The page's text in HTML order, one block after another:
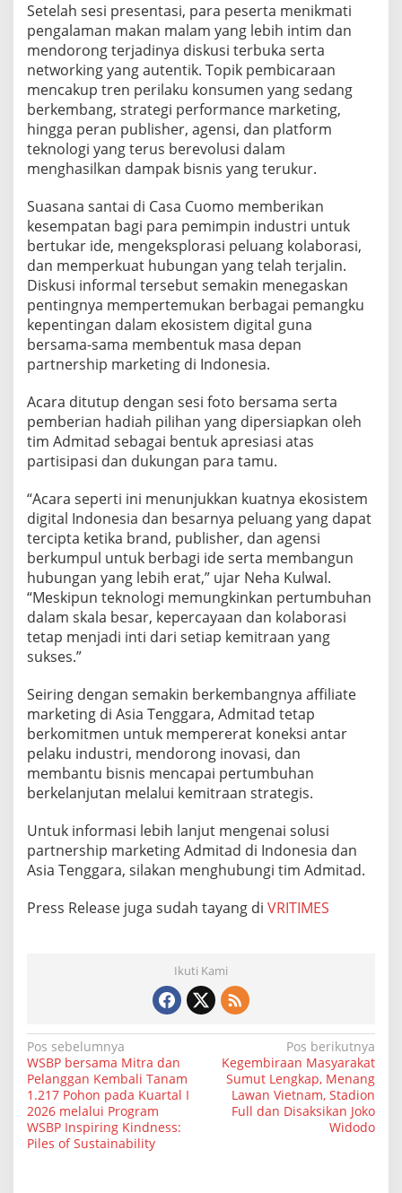
a
k
a
r
a
Setelah sesi presentasi, para peserta menikmati
pengalaman makan malam yang lebih intim dan
mendorong terjadinya diskusi terbuka serta
networking yang autentik. Topik pembicaraan
mencakup tren perilaku konsumen yang sedang
berkembang, strategi performance marketing,
hingga peran publisher, agensi, dan platform
teknologi yang terus berevolusi dalam
menghasilkan dampak bisnis yang terukur.
Suasana santai di Casa Cuomo memberikan
kesempatan bagi para pemimpin industri untuk
bertukar ide, mengeksplorasi peluang kolaborasi,
dan memperkuat hubungan yang telah terjalin.
Diskusi informal tersebut semakin menegaskan
pentingnya mempertemukan berbagai pemangku
kepentingan dalam ekosistem digital guna
bersama-sama membentuk masa depan
partnership marketing di Indonesia.
Acara ditutup dengan sesi foto bersama serta
pemberian hadiah pilihan yang dipersiapkan oleh
tim Admitad sebagai bentuk apresiasi atas
partisipasi dan dukungan para tamu.
“Acara seperti ini menunjukkan kuatnya ekosistem
digital Indonesia dan besarnya peluang yang dapat
tercipta ketika brand, publisher, dan agensi
berkumpul untuk berbagi ide serta membangun
hubungan yang lebih erat,” ujar Neha Kulwal.
“Meskipun teknologi memungkinkan pertumbuhan
dalam skala besar, kepercayaan dan kolaborasi
tetap menjadi inti dari setiap kemitraan yang
sukses.”
Seiring dengan semakin berkembangnya affiliate
marketing di Asia Tenggara, Admitad tetap
berkomitmen untuk mempererat koneksi antar
pelaku industri, mendorong inovasi, dan
membantu bisnis mencapai pertumbuhan
berkelanjutan melalui kemitraan strategis.
Untuk informasi lebih lanjut mengenai solusi
partnership marketing Admitad di Indonesia dan
Asia Tenggara, silakan menghubungi tim Admitad.
Press Release juga sudah tayang di VRITIMES
Ikuti Kami
N
a
v
i
g
Pos sebelumnya
WSBP bersama Mitra dan
Pelanggan Kembali Tanam
1.217 Pohon pada Kuartal I
2026 melalui Program
WSBP Inspiring Kindness:
Piles of Sustainability
Pos berikutnya
Kegembiraan Masyarakat
Sumut Lengkap, Menang
Lawan Vietnam, Stadion
Full dan Disaksikan Joko
Widodo